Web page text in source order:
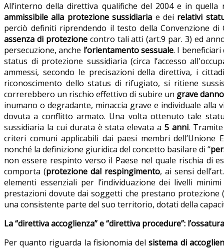
All’interno della direttiva qualifiche del 2004 e in
ammissibile alla protezione sussidiaria e dei relativi
perciò definiti riprendendo il testo della Convenzione
assenza di protezionecontro tali atti (art.9 par. 3) ed
persecuzione, anche l’orientamento sessuale. I
status di protezione sussidiaria (circa l’accesso
ammessi, secondo le precisazioni della direttiva, i
riconoscimento dello status di rifugiato, si ritiene
correrebbero un rischio effettivo di subire un grave
inumano o degradante, minaccia grave e individuale
dovuta a conflitto armato. Una volta ottenuto tale
sussidiaria la cui durata è stata elevata a5 anni.
criteri comuni applicabili dai paesi membri dell’Unione
nonché la definizione giuridica del concetto basilare di “
non essere respinto verso il Paese nel quale rischia di
comporta (protezione dal respingimento, ai sensi
elementi essenziali per l’individuazione dei livelli
prestazioni dovute dai soggetti che prestano
una consistente parte del suo territorio, dotati della
La “direttiva accoglienza” e “direttiva procedure”:
Per quanto riguarda la fisionomia delsistema di